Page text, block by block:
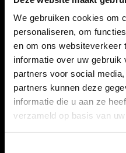
We gebruiken cookies om
personaliseren, om
en om ons websiteverkeer
informatie over uw gebruik
partners voor social
partners kunnen deze
informatie die u aan ze
verzameld op basis van
die een extra zware steeltip
serie.
Compleet geleverd met
De Datadart Omega Heavy
geleverd als complete set
flights. Daardoor kun je